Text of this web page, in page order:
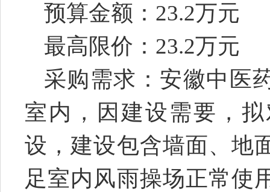
预算金额： 23.2万元
最高限价： 23.2万元
采购需求：安徽中医
室内，因建设需要，
设，建设包含墙面、地
足室内风雨操场正常使